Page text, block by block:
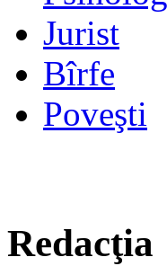
Jurist
Bîrfe
Poveşti
Redacţia